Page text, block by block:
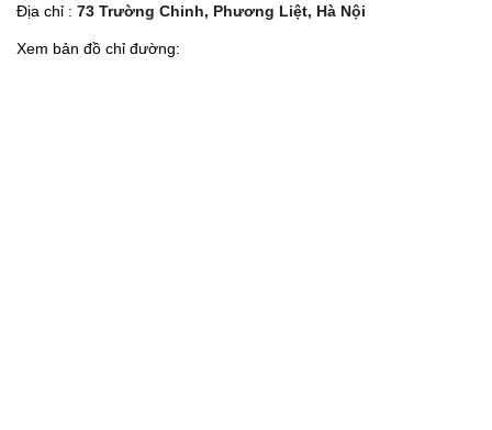
Địa chỉ : 73 Trường Chinh, Phương Liệt, Hà Nội
Xem bản đồ chỉ đường: